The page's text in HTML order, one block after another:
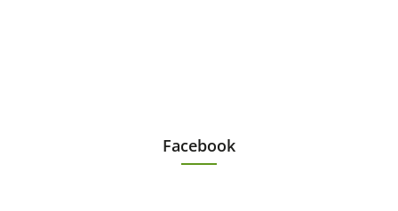
Facebook